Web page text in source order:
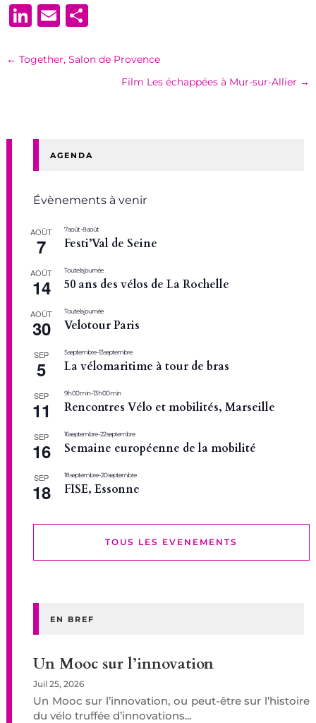
LinkedIn
EmailPartager
← Together, Salon de Provence
Film Les échappées à Mur-sur-Allier →
AGENDA
Évènements à venir
AOÛT
7
7 août-8 août
Festi’Val de Seine
AOÛT
14
Toute la journée
50 ans des vélos de La Rochelle
AOÛT
30
Toute la journée
Velotour Paris
SEP
5
5 septembre-13 septembre
La vélomaritime à tour de bras
SEP
11
9 h 00 min-13 h 00 min
Rencontres Vélo et mobilités, Marseille
SEP
16
16 septembre-22 septembre
Semaine européenne de la mobilité
SEP
18
18 septembre-20 septembre
FISE, Essonne
TOUS LES EVENEMENTS
EN BREF
Un Mooc sur l’innovation
Juil 25, 2026
Un Mooc sur l’innovation, ou peut-être sur l’histoire
du vélo truffée d’innovations...